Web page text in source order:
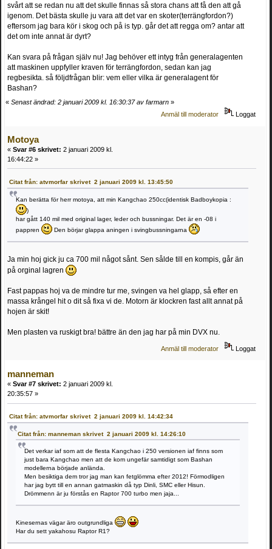
svårt att se redan nu att det skulle finnas så stora chans att få den att gå
igenom. Det bästa skulle ju vara att det var en skoter(terrängfordon?)
eftersom jag bara kör i skog och på is typ. går det att regga om? antar att
det om inte annat är dyrt?
Kan svara på frågan själv nu! Jag behöver ett intyg från generalagenten
att maskinen uppfyller kraven för terrängfordon, sedan kan jag
regbesikta. så följdfrågan blir: vem eller vilka är generalagent för
Bashan?
« Senast ändrad: 2 januari 2009 kl. 16:30:37 av farmarn »
Anmäl till moderator
Loggat
Motoya
« Svar #6 skrivet: 2 januari 2009 kl.
16:44:22 »
Citat från: atvmorfar skrivet 2 januari 2009 kl. 13:45:50
Kan berätta för herr motoya, att min Kangchao 250cc(identisk Badboykopia :
)
har gått 140 mil med original lager, leder och bussningar. Det är en -08 i
pappren
Den börjar glappa aningen i svingbussningarna
Ja min hoj gick ju ca 700 mil något sånt. Sen sålde till en kompis, går än
på orginal lagren
Fast pappas hoj va de mindre tur me, svingen va hel glapp, så efter en
massa krångel hit o dit så fixa vi de. Motorn är klockren fast allt annat på
hojen är skit!
Men plasten va ruskigt bra! bättre än den jag har på min DVX nu.
Anmäl till moderator Loggat
manneman
« Svar #7 skrivet: 2 januari 2009 kl.
20:35:57 »
Citat från: atvmorfar skrivet 2 januari 2009 kl. 14:42:34
Citat från: manneman skrivet 2 januari 2009 kl. 14:26:10
Det verkar iaf som att de flesta Kangchao i 250 versionen iaf finns som
just bara Kangchao men att de kom ungefär samtidigt som Bashan
modellerna började anlända.
Men besiktiga dem tror jag man kan fetglömma efter 2012! Förmodligen
har jag bytt till en annan gatmaskin då typ Dinli, SMC eller Hisun.
Drömmenn är ju förstås en Raptor 700 turbo men jaja...
Kinesernas vägar äro outgrundliga
Har du sett yakahosu Raptor R1?